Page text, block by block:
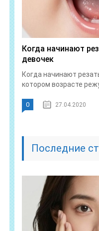
Когда начинают
девочек
Когда начинают
котором возрасте
0 27.04.2020
Последние